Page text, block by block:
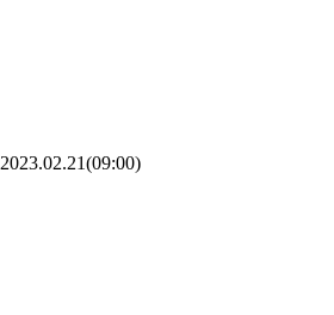
2023.02.21(09:00)